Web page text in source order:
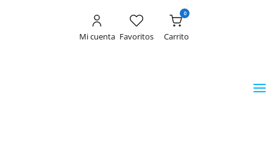
Mi cuenta Favoritos
0
Carrito